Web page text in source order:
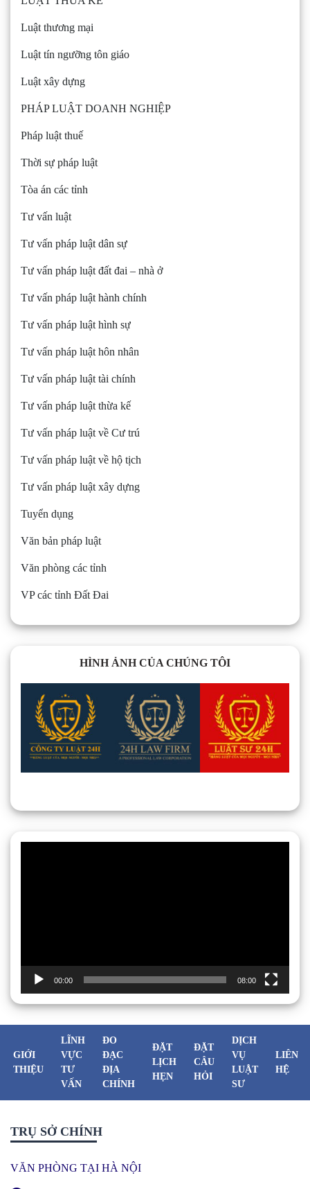
Luật thương mại
Luật tín ngưỡng tôn giáo
Luật xây dựng
PHÁP LUẬT DOANH NGHIỆP
Pháp luật thuế
Thời sự pháp luật
Tòa án các tỉnh
Tư vấn luật
Tư vấn pháp luật dân sự
Tư vấn pháp luật đất đai – nhà ở
Tư vấn pháp luật hành chính
Tư vấn pháp luật hình sự
Tư vấn pháp luật hôn nhân
Tư vấn pháp luật tài chính
Tư vấn pháp luật thừa kế
Tư vấn pháp luật về Cư trú
Tư vấn pháp luật về hộ tịch
Tư vấn pháp luật xây dựng
Tuyển dụng
Văn bản pháp luật
Văn phòng các tỉnh
VP các tỉnh Đất Đai
HÌNH ẢNH CỦA CHÚNG TÔI
00:00 08:00
GIỚI
THIỆU
LĨNH
VỰC
TƯ
VẤN
ĐO
ĐẠC
ĐỊA
CHÍNH
ĐẶT
LỊCH
HẸN
ĐẶT
CÂU
HỎI
DỊCH
VỤ
LUẬT
SƯ
LIÊN
HỆ
TRỤ SỞ CHÍNH
VĂN PHÒNG TẠI HÀ NỘI